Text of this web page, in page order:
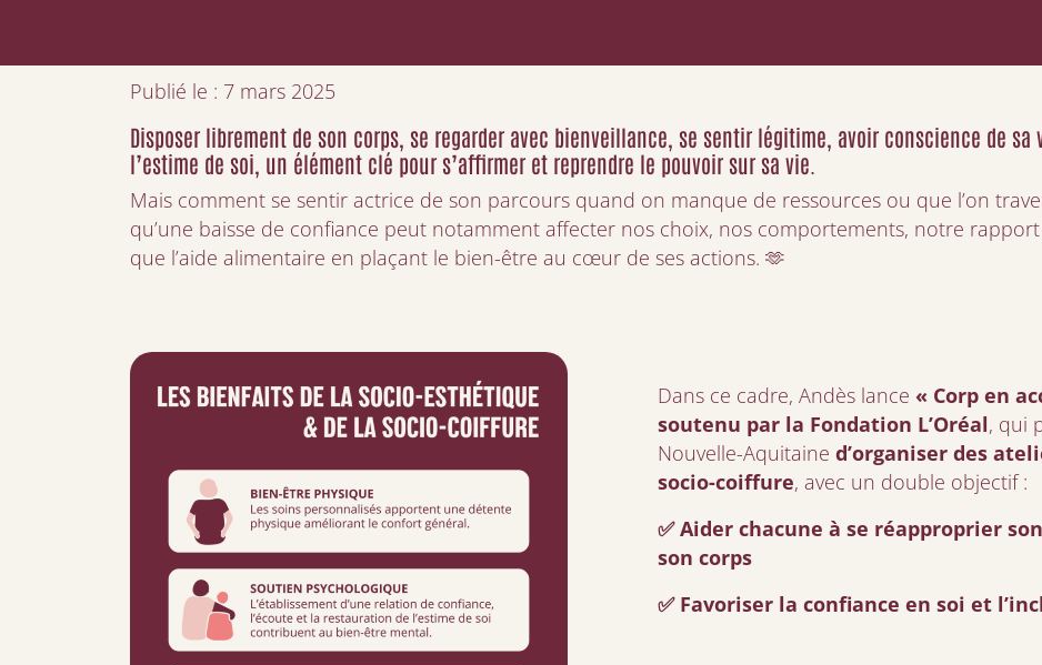
Publié le : 7 mars 2025
Disposer librement de son corps, se regarder avec bienveillance, se sentir légitime, avoir conscience de sa
l’estime de soi, un élément clé pour s’affirmer et reprendre le pouvoir sur sa vie.
Mais comment se sentir actrice de son parcours quand on manque de ressources ou que l’on
qu’une baisse de confiance peut notamment affecter nos choix, nos comportements, notre rapport
que l’aide alimentaire en plaçant le bien-être au cœur de ses actions. 🫶
Dans ce cadre, Andès lance « Corp en
soutenu par la Fondation L’Oréal, qui
Nouvelle-Aquitaine d’organiser des
socio-coiffure, avec un double objectif :
✅ Aider chacune à se réapproprier
son corps
✅ Favoriser la confiance en soi et